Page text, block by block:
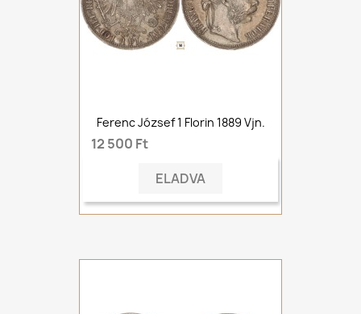
Ferenc József 1 Florin 1889 Vjn.
12 500 Ft
ELADVA